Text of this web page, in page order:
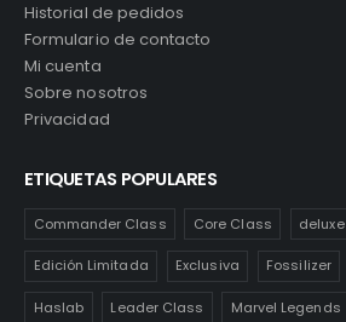
Historial de pedidos
Formulario de contacto
Mi cuenta
Sobre nosotros
Privacidad
ETIQUETAS POPULARES
Commander Class Core Class deluxe
Edición Limitada Exclusiva Fossilizer
Haslab Leader Class Marvel Legends